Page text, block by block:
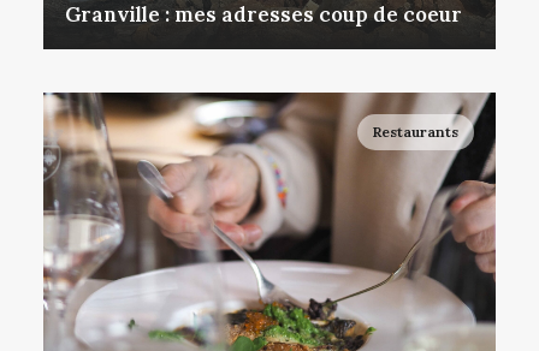
Granville : mes adresses coup de coeur
Restaurants